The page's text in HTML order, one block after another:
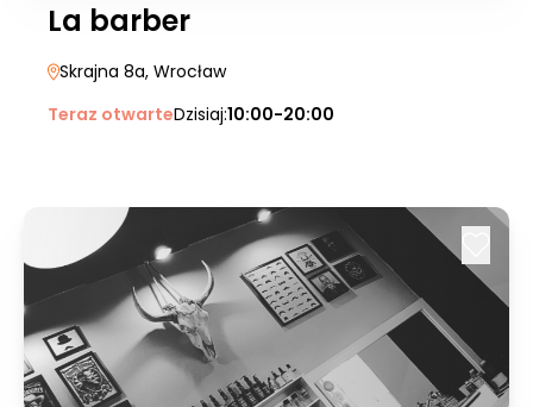
La barber
Skrajna 8a, Wrocław
Teraz otwarteDzisiaj:10:00-20:00